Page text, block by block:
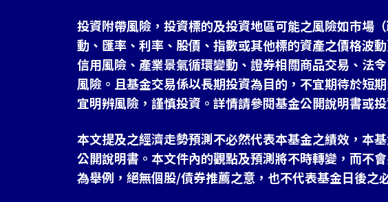
投資附帶風險，投資標的及投資地區可能之風險如市場
動、匯率、利率、股價、指數或其他標的資產之價格波
信用風險、產業景氣循環變動、證券相關商品交易、法
風險。且基金交易係以長期投資為目的，不宜期待於短
宜明辨風險，謹慎投資。詳情請參閱基金公開說明書或投
本文提及之經濟走勢預測不必然代表本基金之績效，本
公開說明書。本文件內的觀點及預測將不時轉變，而不
為舉例，絕無個股/債券推薦之意，也不代表基金日後之